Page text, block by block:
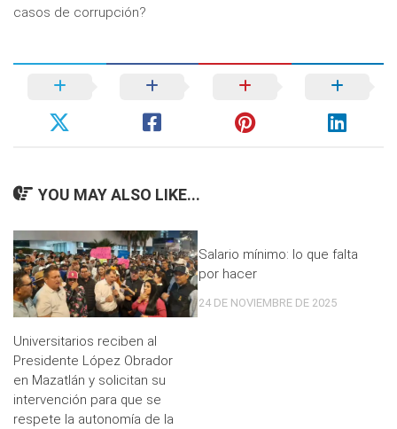
casos de corrupción?
YOU MAY ALSO LIKE...
Universitarios reciben al
Presidente López Obrador
en Mazatlán y solicitan su
intervención para que se
respete la autonomía de la
Salario mínimo: lo que falta
por hacer
24 DE NOVIEMBRE DE 2025